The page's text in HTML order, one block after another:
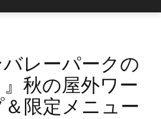
バレーパークの
秋の屋外ワー
限定メニュー